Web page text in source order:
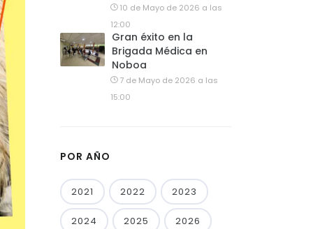
10 de Mayo de 2026 a las
12:00
Gran éxito en la
Brigada Médica en
Noboa
7 de Mayo de 2026 a las
15:00
POR AÑO
2021 2022 2023
2024 2025 2026